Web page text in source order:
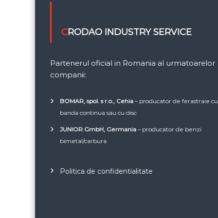
CRODAO INDUSTRY SERVICE
Partenerul oficial in Romania al urmatoarelor
companii:
BOMAR, spol. s r.o., Cehia – producator de ferastraie cu
banda continua sau cu disc
JUNIOR GmbH, Germania – producator de benzi
bimetal/carbura.
Politica de confidentialitate